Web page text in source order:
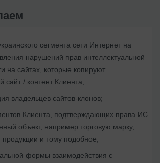
сегмента сети Интернет на
нарушений прав интеллектуальной
на сайтах, которые копируют
сайт / контент Клиента;
владельцев сайтов-клонов;
Клиента, подтверждающих права ИС
объект, например торговую марку,
продукции и тому подобное;
формы взаимодействия с